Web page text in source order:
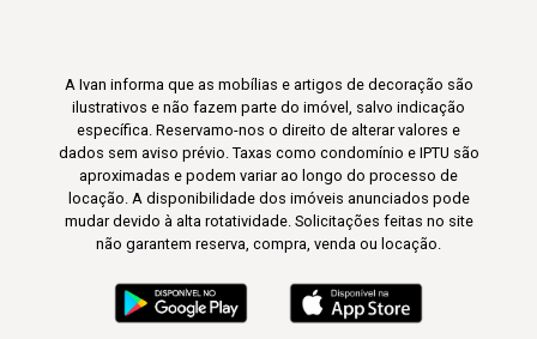
A Ivan informa que as mobílias e artigos de decoração são
ilustrativos e não fazem parte do imóvel, salvo indicação
específica. Reservamo-nos o direito de alterar valores e
dados sem aviso prévio. Taxas como condomínio e IPTU são
aproximadas e podem variar ao longo do processo de
locação. A disponibilidade dos imóveis anunciados pode
mudar devido à alta rotatividade. Solicitações feitas no site
não garantem reserva, compra, venda ou locação.